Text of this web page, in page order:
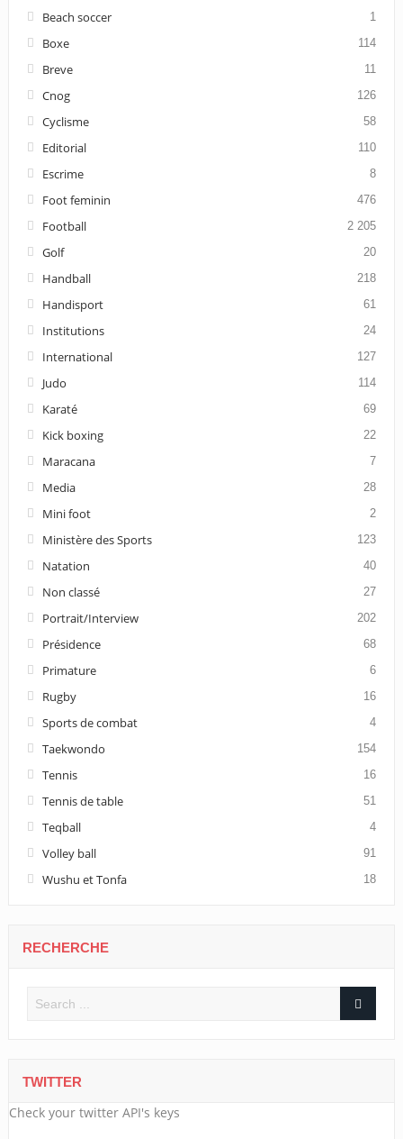
Beach soccer 1
Boxe 114
Breve 11
Cnog 126
Cyclisme 58
Editorial 110
Escrime 8
Foot feminin 476
Football 2 205
Golf 20
Handball 218
Handisport 61
Institutions 24
International 127
Judo 114
Karaté 69
Kick boxing 22
Maracana 7
Media 28
Mini foot 2
Ministère des Sports 123
Natation 40
Non classé 27
Portrait/Interview 202
Présidence 68
Primature 6
Rugby 16
Sports de combat 4
Taekwondo 154
Tennis 16
Tennis de table 51
Teqball 4
Volley ball 91
Wushu et Tonfa 18
RECHERCHE
TWITTER
Check your twitter API's keys